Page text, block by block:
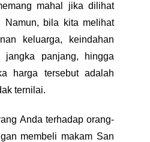
mahal jika dilihat
Namun, bila kita melihat
keluarga, keindahan
jangka panjang, hingga
harga tersebut adalah
ternilai.
Anda terhadap orang-
membeli makam San